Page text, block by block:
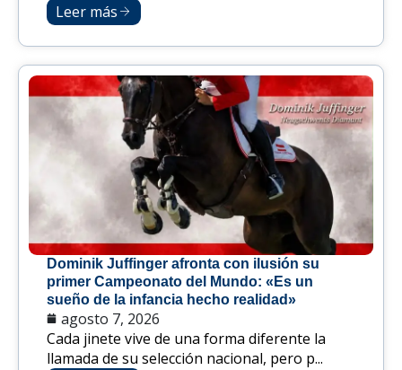
Leer más
Dominik Juffinger afronta con ilusión su
primer Campeonato del Mundo: «Es un
sueño de la infancia hecho realidad»
agosto 7, 2026
Cada jinete vive de una forma diferente la
llamada de su selección nacional, pero p...